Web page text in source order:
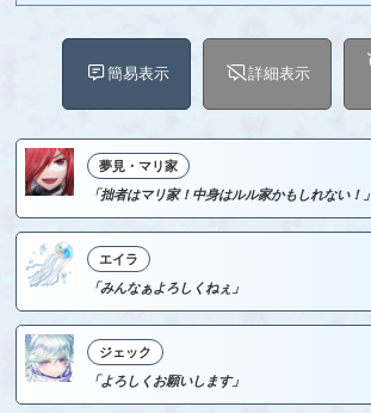
簡易表示 詳細表示
夢見・マリ家
「拙者はマリ家！中身はルル家かもしれない！」
エイラ
「みんなぁよろしくねぇ」
ジェック
「よろしくお願いします」